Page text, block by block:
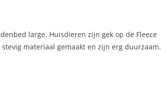
large. Huisdieren zijn gek op de Fleece
materiaal gemaakt en zijn erg duurzaam.